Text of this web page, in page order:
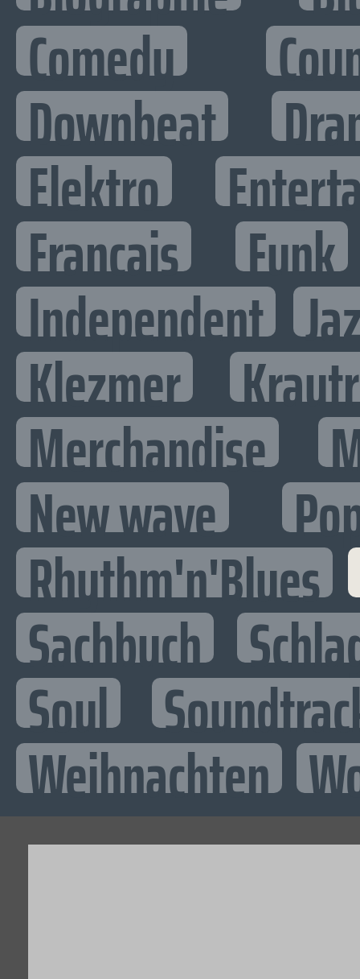
Comedy
Downbeat
Elektro
Francais Funk
Independent
Klezmer
Merchandise
New wave
Rhythm'n'Blues
Sachbuch
Soul
Weihnachten